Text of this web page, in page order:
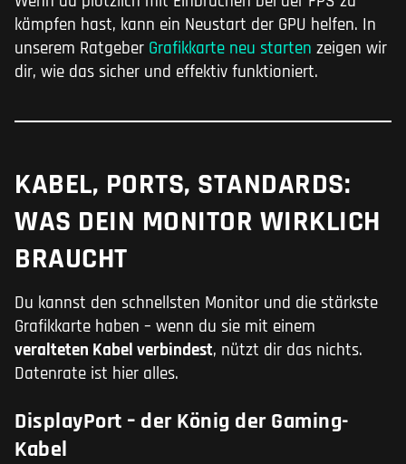
kämpfen hast, kann ein Neustart der GPU helfen. In
unserem Ratgeber Grafikkarte neu starten zeigen wir
dir, wie das sicher und effektiv funktioniert.
KABEL, PORTS, STANDARDS:
WAS DEIN MONITOR WIRKLICH
BRAUCHT
Du kannst den schnellsten Monitor und die stärkste
Grafikkarte haben – wenn du sie mit einem
veralteten Kabel verbindest, nützt dir das nichts.
Datenrate ist hier alles.
DisplayPort – der König der Gaming-
Kabel